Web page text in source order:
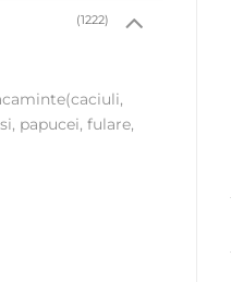
(1222)
papucei, fulare,